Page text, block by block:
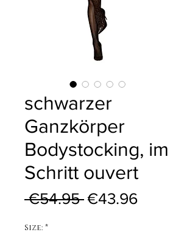
schwarzer
Ganzkörper
Bodystocking, im
Schritt ouvert
€54.95 Regular Price
€43.96
Size: *